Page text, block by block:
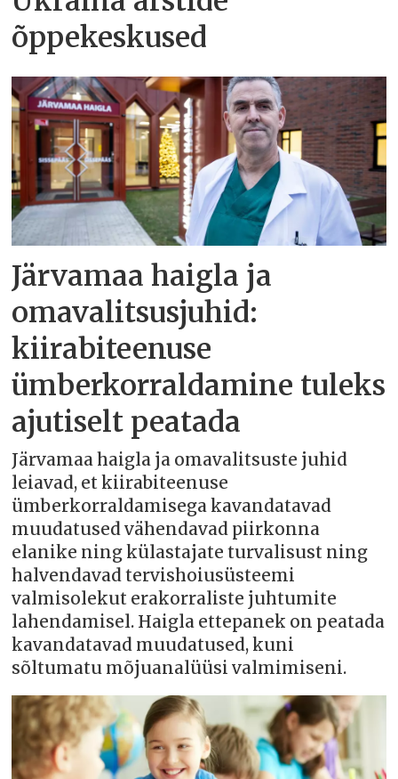
õppekeskused
Järvamaa haigla ja
omavalitsusjuhid:
kiirabiteenuse
ümberkorraldamine tuleks
ajutiselt peatada
Järvamaa haigla ja omavalitsuste juhid
leiavad, et kiirabiteenuse
ümberkorraldamisega kavandatavad
muudatused vähendavad piirkonna
elanike ning külastajate turvalisust ning
halvendavad tervishoiusüsteemi
valmisolekut erakorraliste juhtumite
lahendamisel. Haigla ettepanek on peatada
kavandatavad muudatused, kuni
sõltumatu mõjuanalüüsi valmimiseni.